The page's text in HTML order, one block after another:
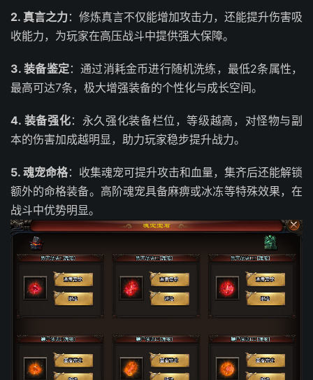
2. 真言之力：修炼真言不仅能增加攻击力，还能提升伤害吸
收能力，为玩家在高压战斗中提供强大保障。
3. 装备鉴定：通过消耗金币进行随机洗练，最低2条属性，
最高可达7条，极大增强装备的个性化与成长空间。
4. 装备强化：永久强化装备栏位，等级越高，对怪物与副
本的伤害加成越明显，助力玩家稳步提升战力。
5. 魂宠命格：收集魂宠可提升攻击和血量，集齐后还能解锁
额外的命格装备。高阶魂宠具备麻痹或冰冻等特殊效果，在
战斗中优势明显。